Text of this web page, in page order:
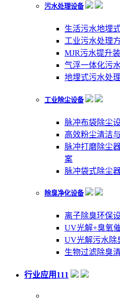
污水处理设备
生活污水地埋
工业污水处理
MJR污水提升
气浮一体化污
地埋式污水处
工业除尘设备
脉冲布袋除尘
高效粉尘清洁
脉冲打磨除尘
案
脉冲袋式除尘
除臭净化设备
离子除臭环保
UV光解+臭氧
UV光解污水除
生物过滤除臭
行业应用111